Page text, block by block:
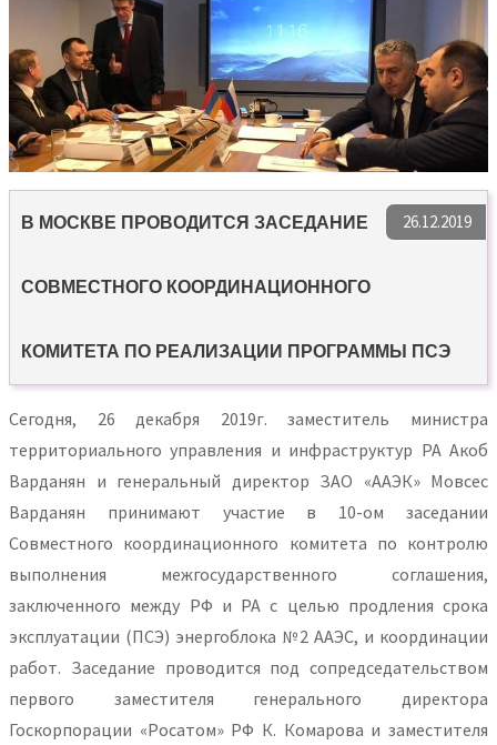
26.12.2019
В МОСКВЕ ПРОВОДИТСЯ ЗАСЕДАНИЕ
СОВМЕСТНОГО КООРДИНАЦИОННОГО
КОМИТЕТА ПО РЕАЛИЗАЦИИ ПРОГРАММЫ ПСЭ
Сегодня, 26 декабря 2019г. заместитель министра
территориального управления и инфраструктур РА Акоб
Варданян и генеральный директор ЗАО «ААЭК» Мовсес
Варданян принимают участие в 10-ом заседании
Совместного координационного комитета по контролю
выполнения межгосударственного соглашения,
заключенного между РФ и РА с целью продления срока
эксплуатации (ПСЭ) энергоблока №2 ААЭС, и координации
работ. Заседание проводится под сопредседательством
первого заместителя генерального директора
Госкорпорации «Росатом» РФ К. Комарова и заместителя